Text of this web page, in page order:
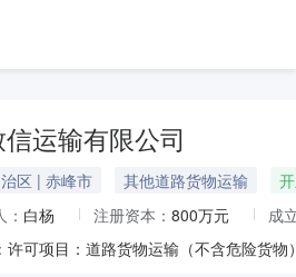
运输有限公司
区 | 赤峰市 其他道路货物运输
白杨 注册资本： 800万元
成